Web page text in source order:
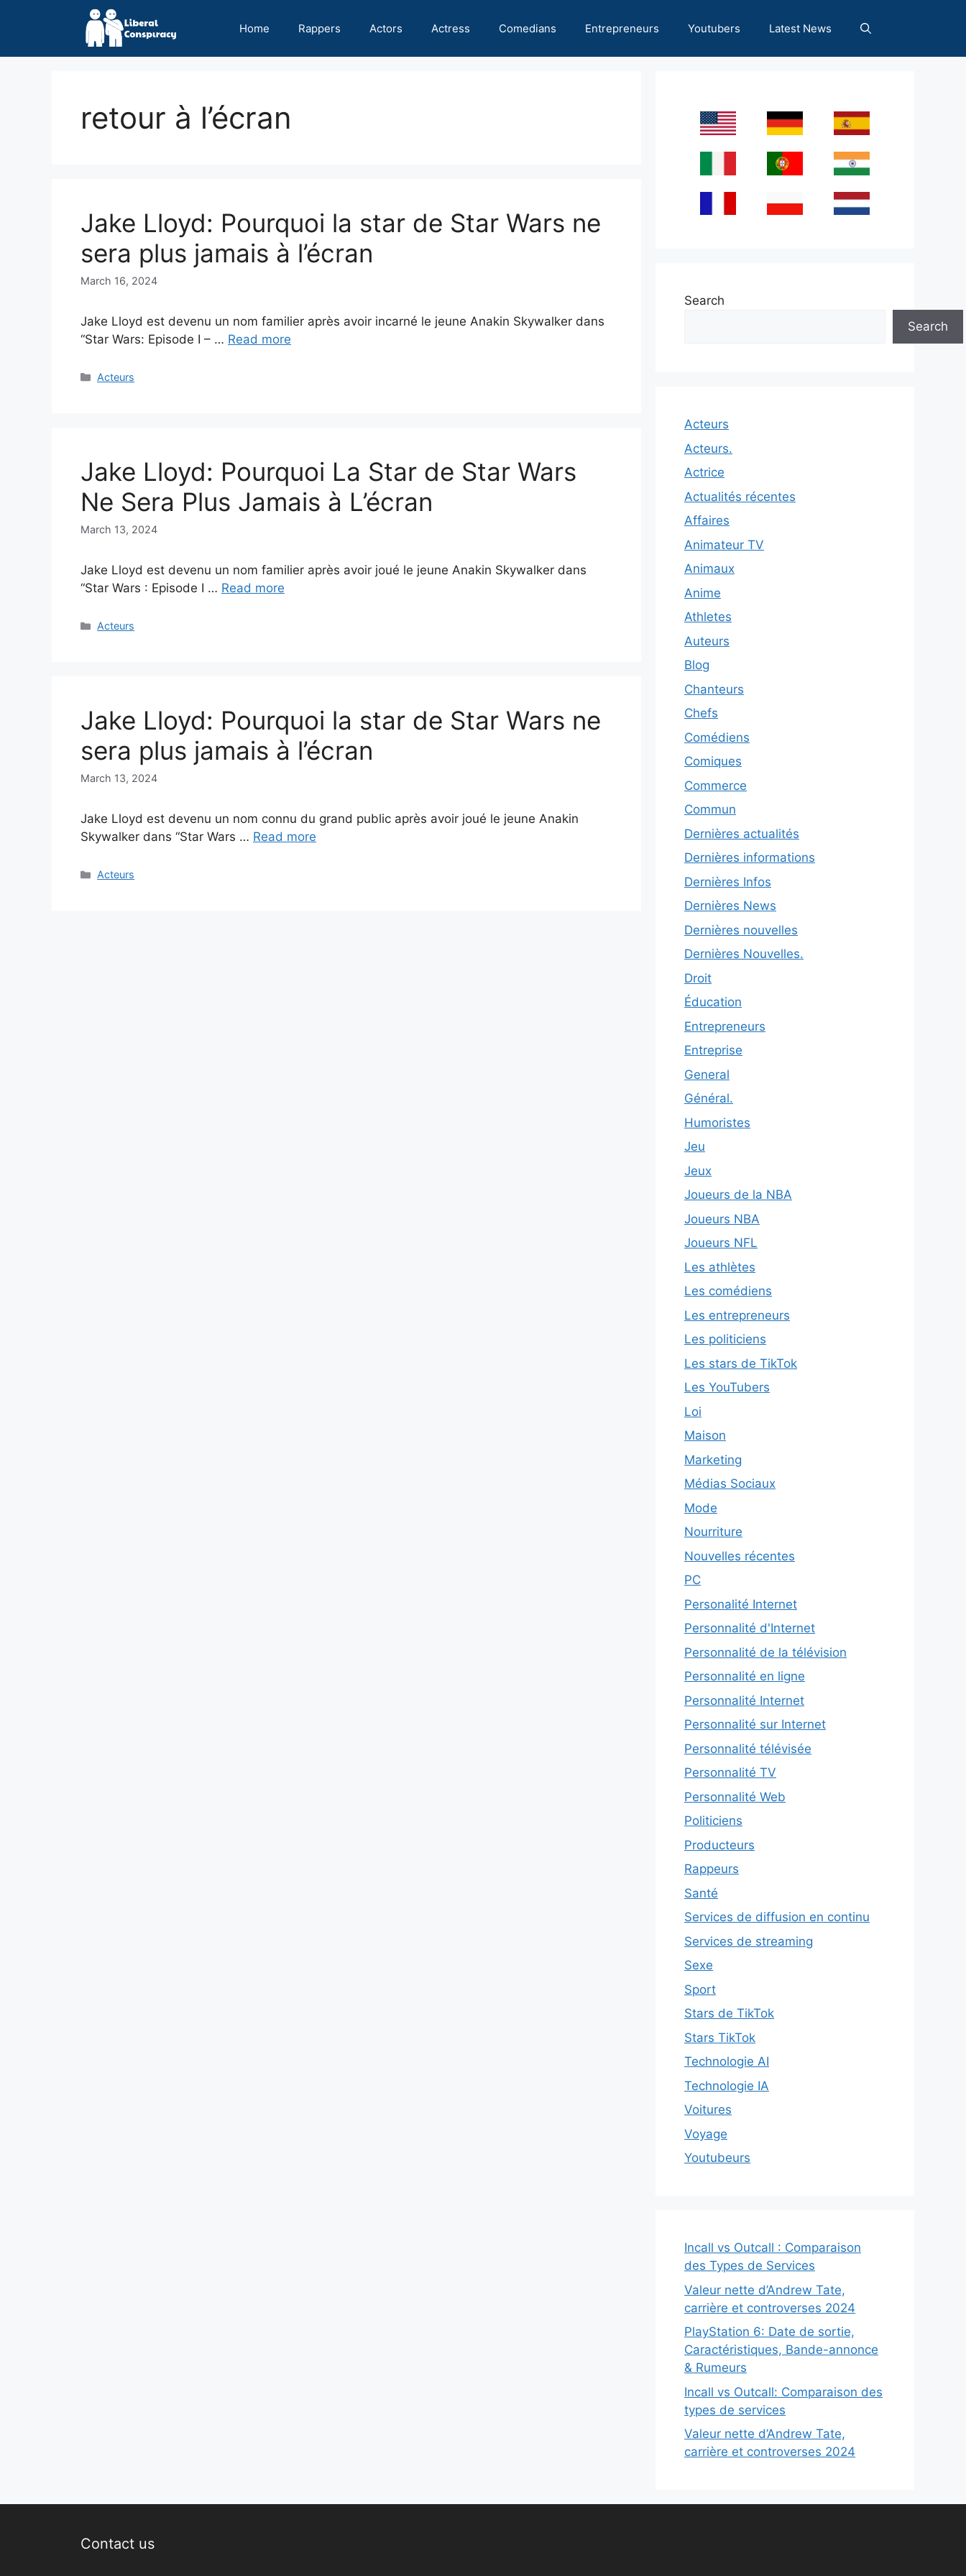
Home Rappers Actors Actress Comedians Entrepreneurs Youtubers Latest News
retour à l’écran
Jake Lloyd: Pourquoi la star de Star Wars ne
sera plus jamais à l’écran
March 16, 2024
Jake Lloyd est devenu un nom familier après avoir incarné le jeune Anakin Skywalker dans
“Star Wars: Episode I – … Read more
Categories
Acteurs
Jake Lloyd: Pourquoi La Star de Star Wars
Ne Sera Plus Jamais à L’écran
March 13, 2024
Jake Lloyd est devenu un nom familier après avoir joué le jeune Anakin Skywalker dans
“Star Wars : Episode I … Read more
Categories
Acteurs
Jake Lloyd: Pourquoi la star de Star Wars ne
sera plus jamais à l’écran
March 13, 2024
Jake Lloyd est devenu un nom connu du grand public après avoir joué le jeune Anakin
Skywalker dans “Star Wars … Read more
Categories
Acteurs
Search
Search
Acteurs
Acteurs.
Actrice
Actualités récentes
Affaires
Animateur TV
Animaux
Anime
Athletes
Auteurs
Blog
Chanteurs
Chefs
Comédiens
Comiques
Commerce
Commun
Dernières actualités
Dernières informations
Dernières Infos
Dernières News
Dernières nouvelles
Dernières Nouvelles.
Droit
Éducation
Entrepreneurs
Entreprise
General
Général.
Humoristes
Jeu
Jeux
Joueurs de la NBA
Joueurs NBA
Joueurs NFL
Les athlètes
Les comédiens
Les entrepreneurs
Les politiciens
Les stars de TikTok
Les YouTubers
Loi
Maison
Marketing
Médias Sociaux
Mode
Nourriture
Nouvelles récentes
PC
Personalité Internet
Personnalité d'Internet
Personnalité de la télévision
Personnalité en ligne
Personnalité Internet
Personnalité sur Internet
Personnalité télévisée
Personnalité TV
Personnalité Web
Politiciens
Producteurs
Rappeurs
Santé
Services de diffusion en continu
Services de streaming
Sexe
Sport
Stars de TikTok
Stars TikTok
Technologie AI
Technologie IA
Voitures
Voyage
Youtubeurs
Incall vs Outcall : Comparaison
des Types de Services
Valeur nette d’Andrew Tate,
carrière et controverses 2024
PlayStation 6: Date de sortie,
Caractéristiques, Bande-annonce
& Rumeurs
Incall vs Outcall: Comparaison des
types de services
Valeur nette d’Andrew Tate,
carrière et controverses 2024
Contact us